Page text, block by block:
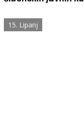
15. Lipanj